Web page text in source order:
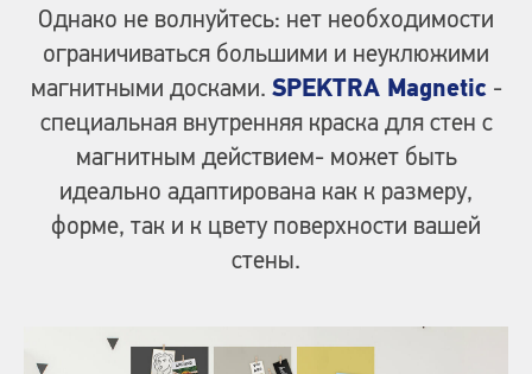
Однако не волнуйтесь: нет необходимости
ограничиваться большими и неуклюжими
магнитными досками. SPEKTRA Magnetic -
специальная внутренняя краска для стен с
магнитным действием- может быть
идеально адаптирована как к размеру,
форме, так и к цвету поверхности вашей
стены.